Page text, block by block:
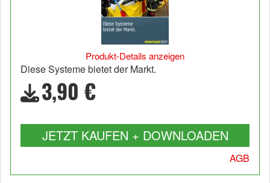
Produkt-Details anzeigen
Diese Systeme bietet der Markt.
3,90 €
JETZT KAUFEN + DOWNLOADEN
AGB